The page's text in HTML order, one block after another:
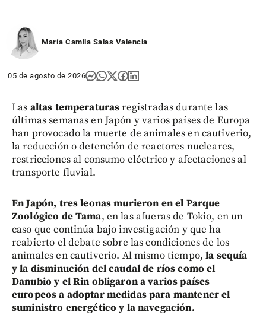
María Camila Salas Valencia
05 de agosto de 2026
Las altas temperaturasregistradas durante las
últimas semanas en Japón y varios países de Europa
han provocado la muerte de animales en cautiverio,
la reducción o detención de reactores nucleares,
restricciones al consumo eléctrico y afectaciones al
transporte fluvial.
En Japón, tres leonas murieron en el Parque
Zoológico de Tama, en las afueras de Tokio, en un
caso que continúa bajo investigación y que ha
reabierto el debate sobre las condiciones de los
animales en cautiverio. Al mismo tiempo, la sequía
y la disminución del caudal de ríos como el
Danubio y el Rin obligaron a varios países
europeos a adoptar medidas para mantener el
suministro energético y la navegación.